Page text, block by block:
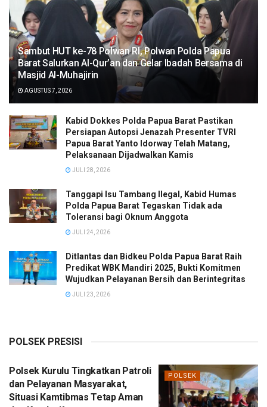
Sambut HUT ke-78 Polwan RI, Polwan Polda Papua
Barat Salurkan Al-Qur’an dan Gelar Ibadah Bersama di
Masjid Al-Muhajirin
AGUSTUS 7, 2026
Kabid Dokkes Polda Papua Barat Pastikan
Persiapan Autopsi Jenazah Presenter TVRI
Papua Barat Yanto Idorway Telah Matang,
Pelaksanaan Dijadwalkan Kamis
JULI 28, 2026
Tanggapi Isu Tambang Ilegal, Kabid Humas
Polda Papua Barat Tegaskan Tidak ada
Toleransi bagi Oknum Anggota
JULI 24, 2026
Ditlantas dan Bidkeu Polda Papua Barat Raih
Predikat WBK Mandiri 2025, Bukti Komitmen
Wujudkan Pelayanan Bersih dan Berintegritas
JULI 23, 2026
POLSEK PRESISI
POLSEK
Polsek Kurulu Tingkatkan Patroli
dan Pelayanan Masyarakat,
Situasi Kamtibmas Tetap Aman